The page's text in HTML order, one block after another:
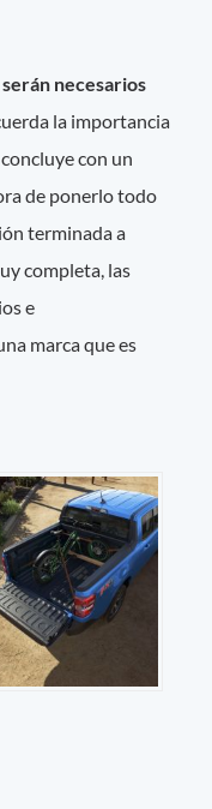
necesarios
la importancia
con un
de ponerlo todo
terminada a
completa, las
e
marca que es